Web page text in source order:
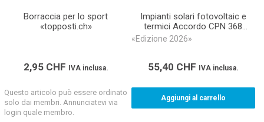
Borraccia per lo sport
«topposti.ch»
2,95 CHF IVA inclusa.
Questo articolo può essere ordinato
solo dai membri. Annunciatevi via
login quale membro.
Impianti solari fotovoltaic e
termici Accordo CPN 368
(Libro)
«Edizione 2026»
55,40 CHF IVA inclusa.
Aggiungi al carrello